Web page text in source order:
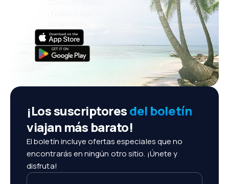
Cómoda gestión de reservas
¡Todo lo que importa, siempre al
¡Los suscriptoresdel boletín
viajan más barato!
El boletín incluye ofertas especiales que no
encontrarás en ningún otro sitio. ¡Únete y
disfruta!
Tu dirección de email